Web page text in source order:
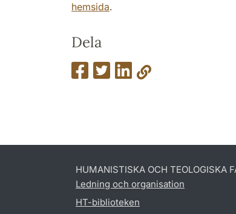
hemsida.
Dela
HUMANISTISKA OCH TEOLOGISKA
Ledning och organisation
HT-biblioteken